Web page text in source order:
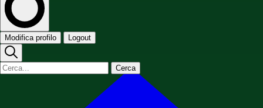
Modifica profilo Logout
Cerca